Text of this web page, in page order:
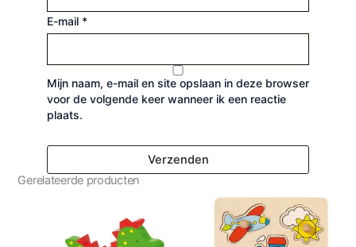
E-mail *
Mijn naam, e-mail en site opslaan in deze browser
voor de volgende keer wanneer ik een reactie
plaats.
Gerelateerde producten